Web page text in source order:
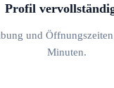
Profil
und
Minuten.